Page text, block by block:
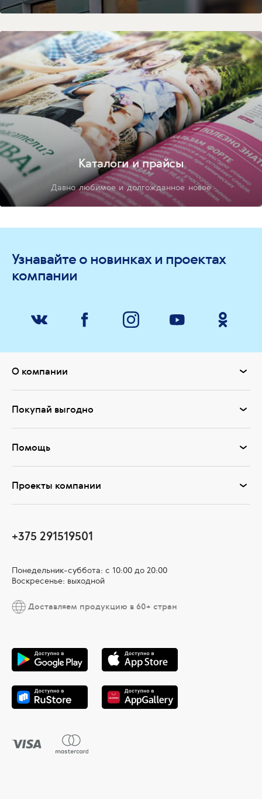
Каталоги и прайсы
Давно любимое и долгожданное новое
Узнавайте о новинках и проектах
компании
О компании
Покупай выгодно
Помощь
Проекты компании
+375 291519501
Понедельник-суббота: с 10:00 до 20:00
Воскресенье: выходной
Доставляем продукцию в 60+ стран